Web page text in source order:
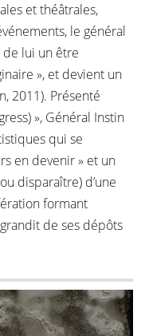
et théâtrales,
le général
de lui un être
», et devient un
2011). Présenté
», Général Instin
qui se
en devenir » et un
disparaître) d’une
formant
de ses dépôts